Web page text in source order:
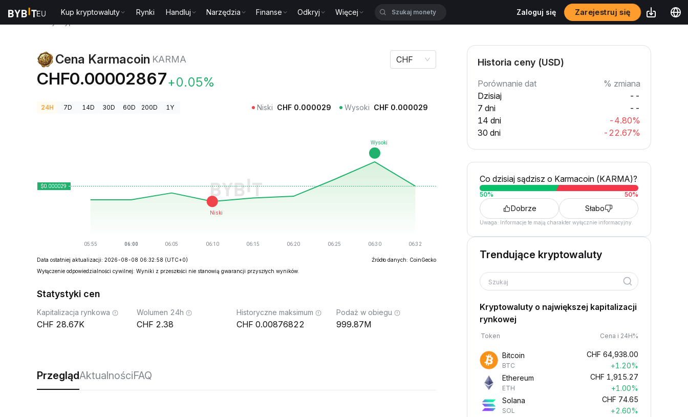
Kup kryptowaluty Rynki Handluj Narzędzia Finanse Odkryj Więcej Zaloguj się Zarejestruj się
Cena Karmacoin KARMA
CHF0.00002867+0.05%
CHF
24H 7D 14D 30D 60D 200D 1Y Niski CHF 0.000029 Wysoki CHF 0.000029
Data ostatniej aktualizacji: 2026-08-08 06:32:58 (UTC+0)
Źródło danych: CoinGecko
Wyłączenie odpowiedzialności cywilnej: Wyniki z przeszłości nie stanowią gwarancji przyszłych wyników.
Statystyki cen
Kapitalizacja rynkowa
28.67K
Wolumen 24h
2.38
Historyczne maksimum
0.00876822
Podaż w obiegu
999.87M
PrzeglądAktualnościFAQ
Historia ceny (USD)
Porównanie dat
% zmiana
Dzisiaj
--
7 dni
--
14 dni
-4.80%
30 dni
-22.67%
Co dzisiaj sądzisz o Karmacoin (KARMA)?
50% 50%
Dobrze Słabo
Uwaga: Informacje te mają charakter wyłącznie informacyjny.
Trendujące kryptowaluty
Szukaj
Kryptowaluty o największej kapitalizacji
rynkowej
Token Cena i 24H%
Bitcoin
BTC
CHF 64,938.00
+1.20%
Ethereum
ETH
CHF 1,915.27
+1.00%
Solana
SOL
CHF 74.65
+2.60%